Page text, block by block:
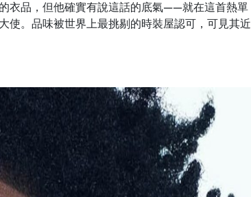
衣品，但他確實有說這話的底氣——就在這首熱單
使。品味被世界上最挑剔的時裝屋認可，可見其近